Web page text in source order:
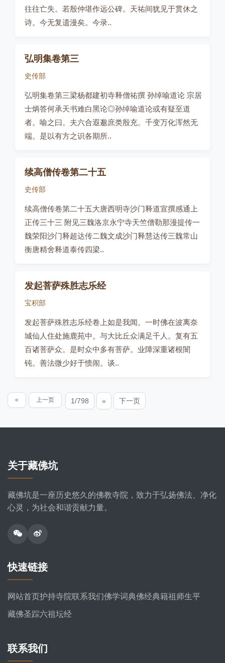
往往亡失。若殷仲堪作远公碑。天祐间犹见于贯休之
诗。今无复遗漫矣。今录..
弘明集卷第三
史传部
弘明集卷第三梁杨都建初寺释僧祐撰 孙绰喻道论 宗居
士炳答何承天书难白黑论◎孙绰喻道论或有疑至道
者。喻之曰。夫六合遐邈庶类殷充。千变万化浑然无
端。是以有方之识各期所..
续高僧传卷第二十五
史传部
续高僧传卷第二十五大唐西明寺沙门释道宣撰感通上
正传三十三 附见三魏洛京永宁寺天竺僧勒那漫提传一
魏荣阳沙门释超达传二魏文成沙门释慧达传三魏常山
衡唐精舍释道泰传四梁..
发起菩萨殊胜志乐经
宝积部
发起菩萨殊胜志乐经卷上如是我闻。一时佛在波离奈
城仙人住处施鹿苑中。与大比丘众满足千人。复有五
百诸菩萨众。是时众中多有菩萨。业障深重诸根闇
钝。善法微少好于愦闹。谈..
« 上一页 1/798 » 下一页
关于藏佛坑
藏佛坑是一座历史悠久的佛教寺院，致力于弘扬佛法、净化
心灵，为社会和谐贡献力量。
快速链接
网站首页护持寺院联系我们佛学词典佛经典籍祖师生平
藏佛圣踪六祖坛经
联系我们